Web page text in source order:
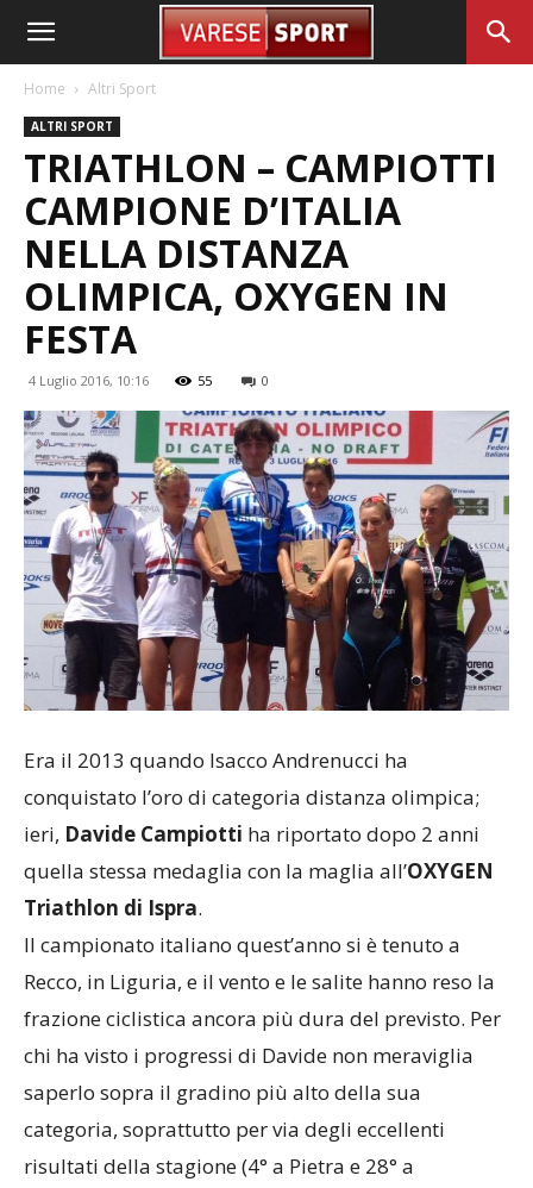
Home Altri Sport
ALTRI SPORT
TRIATHLON – CAMPIOTTI
CAMPIONE D’ITALIA
NELLA DISTANZA
OLIMPICA, OXYGEN IN
FESTA
4 Luglio 2016, 10:16 55 0
Era il 2013 quando Isacco Andrenucci ha
conquistato l’oro di categoria distanza olimpica;
ieri, Davide Campiotti ha riportato dopo 2 anni
quella stessa medaglia con la maglia all’OXYGEN
Triathlon di Ispra.
Il campionato italiano quest’anno si è tenuto a
Recco, in Liguria, e il vento e le salite hanno reso la
frazione ciclistica ancora più dura del previsto. Per
chi ha visto i progressi di Davide non meraviglia
saperlo sopra il gradino più alto della sua
categoria, soprattutto per via degli eccellenti
risultati della stagione (4° a Pietra e 28° a